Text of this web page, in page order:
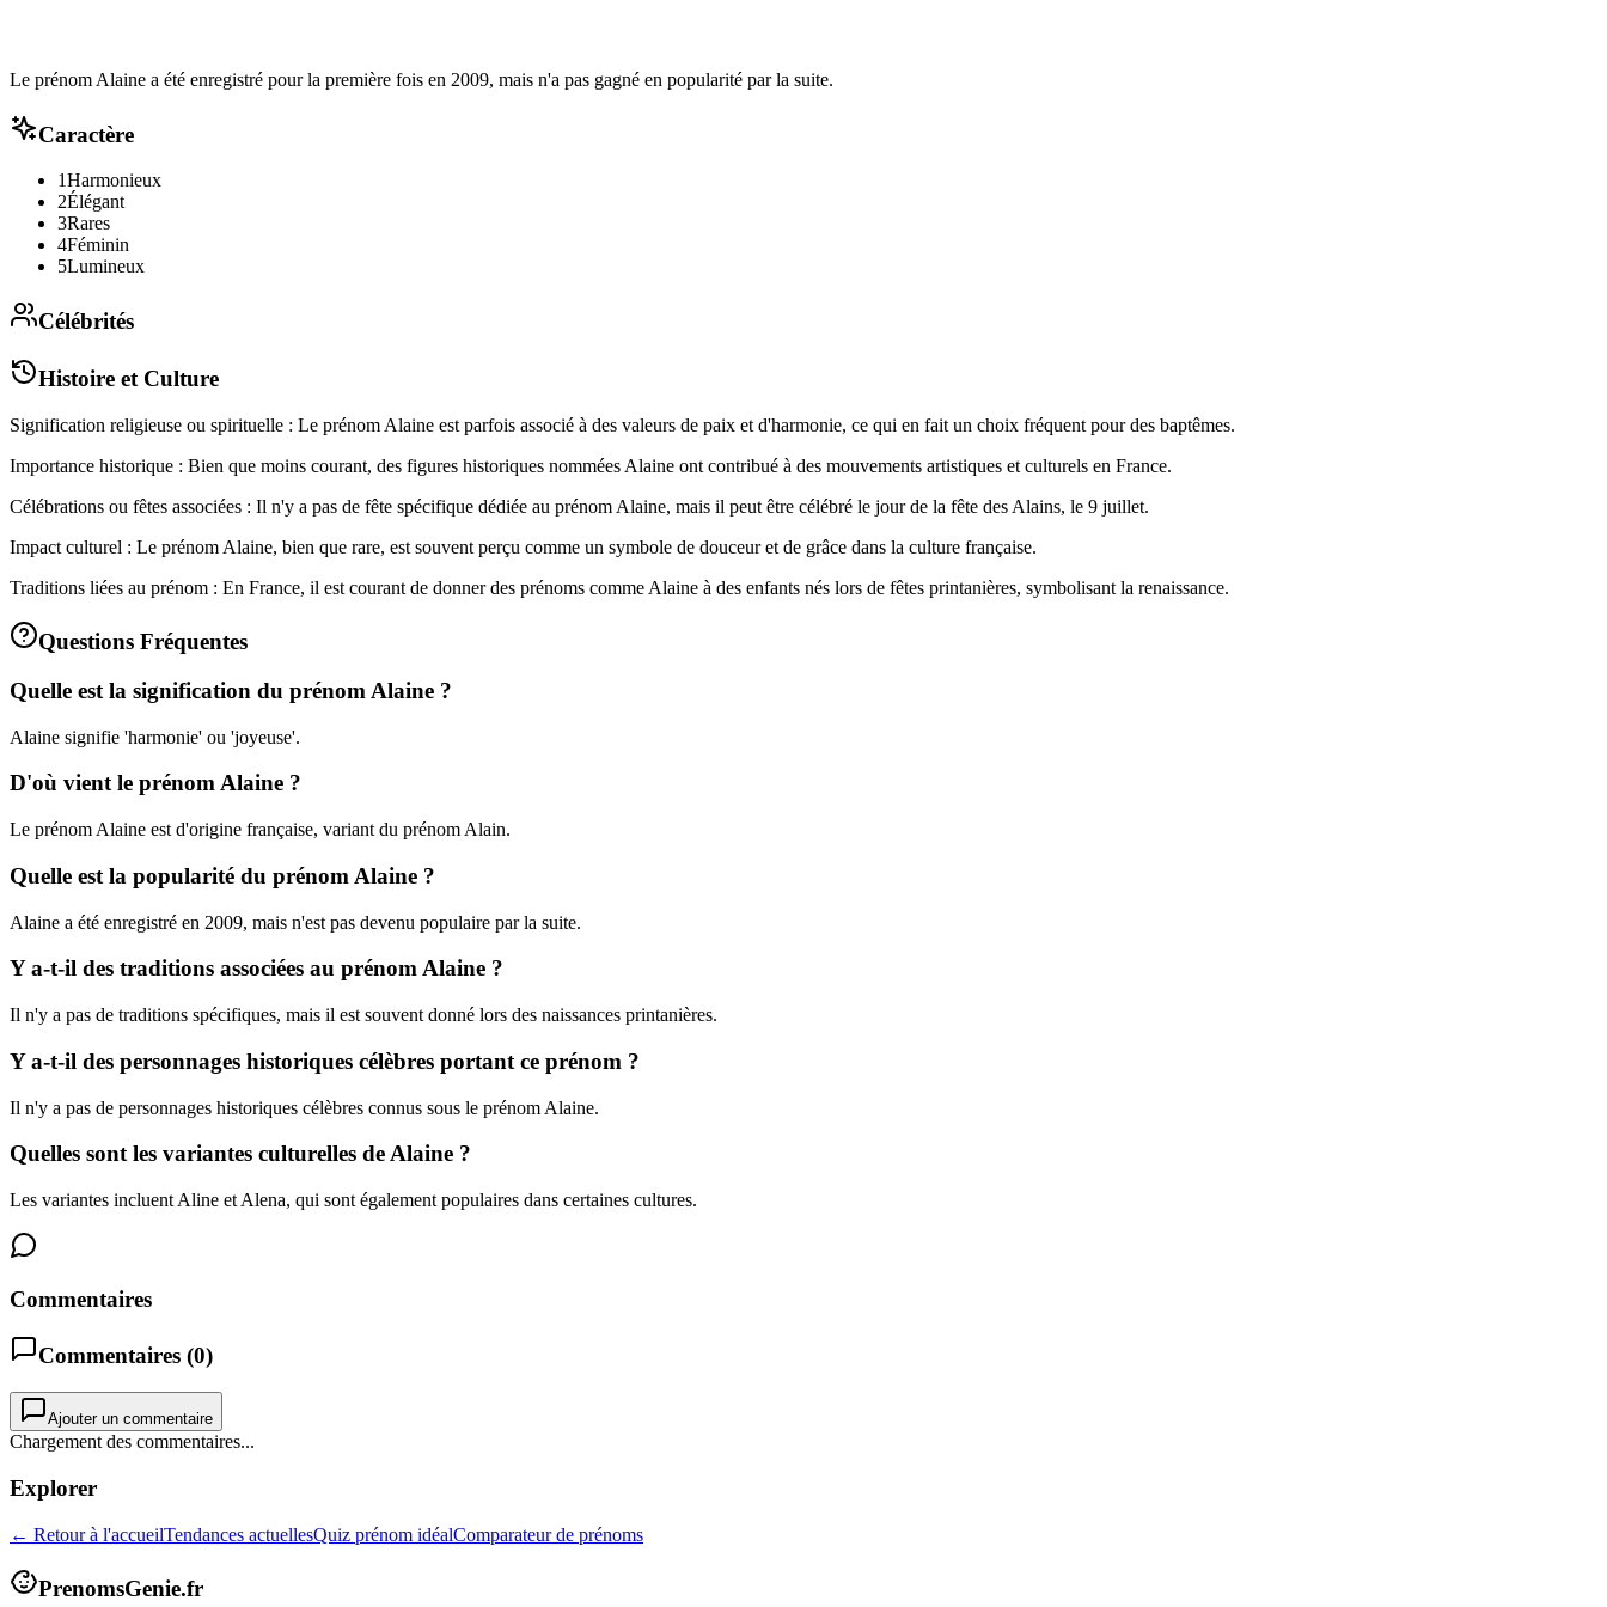
Le prénom Alaine a été enregistré pour la première fois en 2009, mais n'a pas gagné en popularité par la suite.
Caractère
1Harmonieux
2Élégant
3Rares
4Féminin
5Lumineux
Célébrités
Histoire et Culture
Signification religieuse ou spirituelle : Le prénom Alaine est parfois associé à des valeurs de paix et d'harmonie, ce qui en fait un choix fréquent pour des baptêmes.
Importance historique : Bien que moins courant, des figures historiques nommées Alaine ont contribué à des mouvements artistiques et culturels en France.
Célébrations ou fêtes associées : Il n'y a pas de fête spécifique dédiée au prénom Alaine, mais il peut être célébré le jour de la fête des Alains, le 9 juillet.
Impact culturel : Le prénom Alaine, bien que rare, est souvent perçu comme un symbole de douceur et de grâce dans la culture française.
Traditions liées au prénom : En France, il est courant de donner des prénoms comme Alaine à des enfants nés lors de fêtes printanières, symbolisant la renaissance.
Questions Fréquentes
Quelle est la signification du prénom Alaine ?
Alaine signifie 'harmonie' ou 'joyeuse'.
D'où vient le prénom Alaine ?
Le prénom Alaine est d'origine française, variant du prénom Alain.
Quelle est la popularité du prénom Alaine ?
Alaine a été enregistré en 2009, mais n'est pas devenu populaire par la suite.
Y a-t-il des traditions associées au prénom Alaine ?
Il n'y a pas de traditions spécifiques, mais il est souvent donné lors des naissances printanières.
Y a-t-il des personnages historiques célèbres portant ce prénom ?
Il n'y a pas de personnages historiques célèbres connus sous le prénom Alaine.
Quelles sont les variantes culturelles de Alaine ?
Les variantes incluent Aline et Alena, qui sont également populaires dans certaines cultures.
Commentaires
Commentaires (0)
Ajouter un commentaire
Chargement des commentaires...
Explorer
← Retour à l'accueilTendances actuellesQuiz prénom idéalComparateur de prénoms
PrenomsGenie.fr